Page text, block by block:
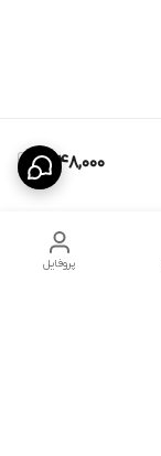
1,748,000
پروفایل